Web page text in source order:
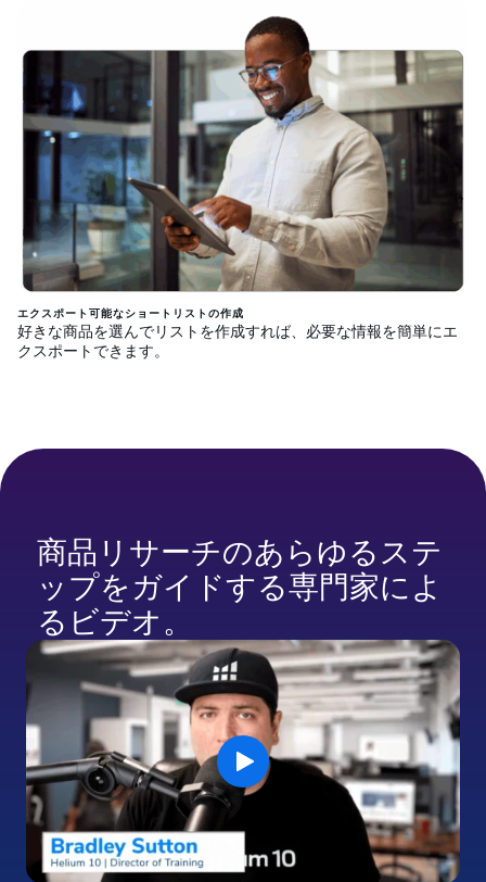
エクスポート可能なショートリストの作成
好きな商品を選んでリストを作成すれば、必要な情報を簡単にエ
クスポートできます。
商品リサーチのあらゆるステ
ップをガイドする専門家によ
るビデオ。